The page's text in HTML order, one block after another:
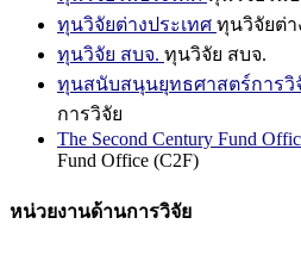
ทุนวิจัยต่างประเทศ ทุนวิจัยต่า
ทุนวิจัย สบจ. ทุนวิจัย สบจ.
ทุนสนับสนุนยุทธศาสตร์การวิ
การวิจัย
The Second Century Fund
Fund Office (C2F)
หน่วยงานด้านการวิจัย